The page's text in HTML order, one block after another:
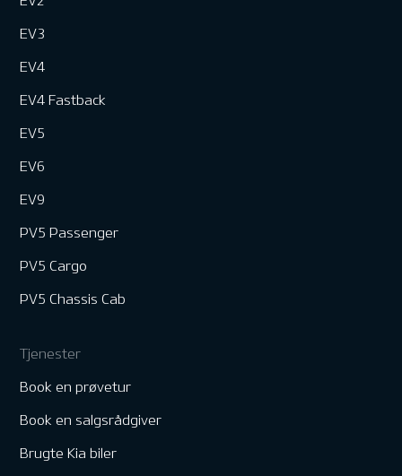
EV3
EV4
EV4 Fastback
EV5
EV6
EV9
PV5 Passenger
PV5 Cargo
PV5 Chassis Cab
Tjenester
Book en prøvetur
Book en salgsrådgiver
Brugte Kia biler